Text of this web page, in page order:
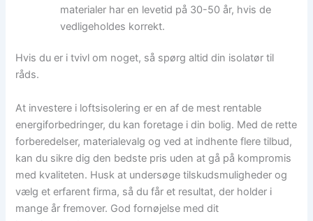
materialer har en levetid på 30-50 år, hvis de
vedligeholdes korrekt.
Hvis du er i tvivl om noget, så spørg altid din isolatør til
råds.
At investere i loftsisolering er en af de mest rentable
energiforbedringer, du kan foretage i din bolig. Med de rette
forberedelser, materialevalg og ved at indhente flere tilbud,
kan du sikre dig den bedste pris uden at gå på kompromis
med kvaliteten. Husk at undersøge tilskudsmuligheder og
vælg et erfarent firma, så du får et resultat, der holder i
mange år fremover. God fornøjelse med dit